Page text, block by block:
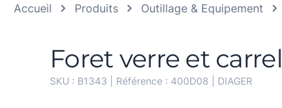
Accueil Produits Outillage & Equipement
Foret verre et
SKU : B1343 | Référence : 400D08 DIAGER